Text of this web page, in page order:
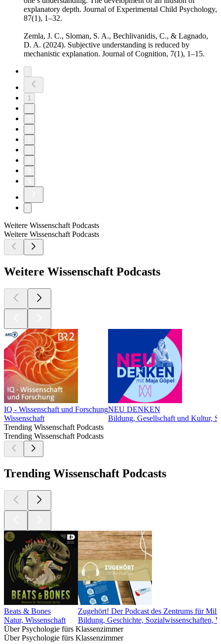
explanatory depth. Journal of Experimental Child Psychology,
87(1), 1–32.
Zemla, J. C., Sloman, S. A., Bechlivanidis, C., & Lagnado,
D. A. (2024). Subjective understanding is reduced by
mechanistic explanation. Journal of Cognition, 7(1), 1–15.
1
Weitere Wissenschaft Podcasts
Weitere Wissenschaft Podcasts
Weitere Wissenschaft Podcasts
IQ - Wissenschaft und Forschung
Wissenschaft
NEU DENKEN
Bildung, Gesellschaft und Kultur,
Trending Wissenschaft Podcasts
Trending Wissenschaft Podcasts
Trending Wissenschaft Podcasts
Beats & Bones
Natur, Wissenschaft
Zugehört! Der Podcast des Zentrums für
Bildung, Geschichte, Sozialwissenschaften,
Über Psychologie fürs Klassenzimmer
Über Psychologie fürs Klassenzimmer